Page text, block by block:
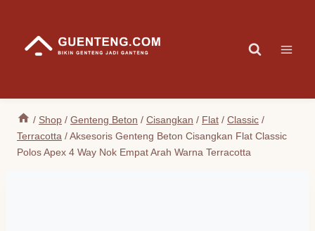
content
/ Shop / Genteng Beton / Cisangkan / Flat / Classic /
Terracotta /Aksesoris Genteng Beton Cisangkan Flat Classic
Polos Apex 4 Way Nok Empat Arah Warna Terracotta